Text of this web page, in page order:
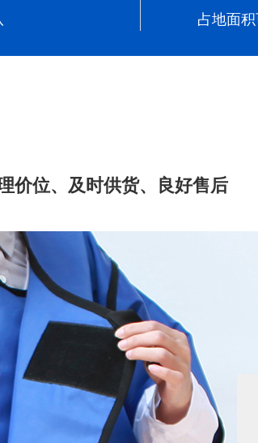
占地面
价位、及时供货、良好售后